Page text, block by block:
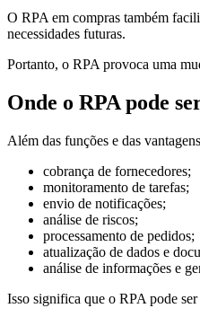
O RPA em compras também
necessidades futuras.
Portanto, o RPA provoca uma
Onde o RPA pode
Além das funções e das
cobrança de fornecedores;
monitoramento de tarefas;
envio de notificações;
análise de riscos;
processamento de pedidos;
atualização de dados e
análise de informações e
Isso significa que o RPA pode